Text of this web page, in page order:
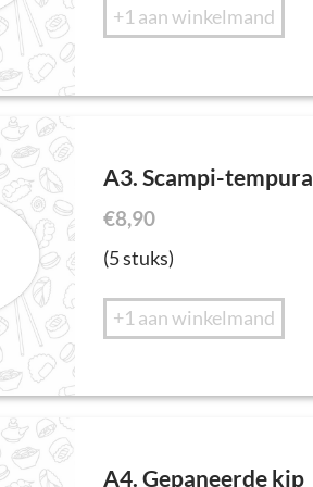
+1 aan winkelmand
A3. Scampi-tempura
€8,90
(5 stuks)
+1 aan winkelmand
A4. Gepaneerde kip